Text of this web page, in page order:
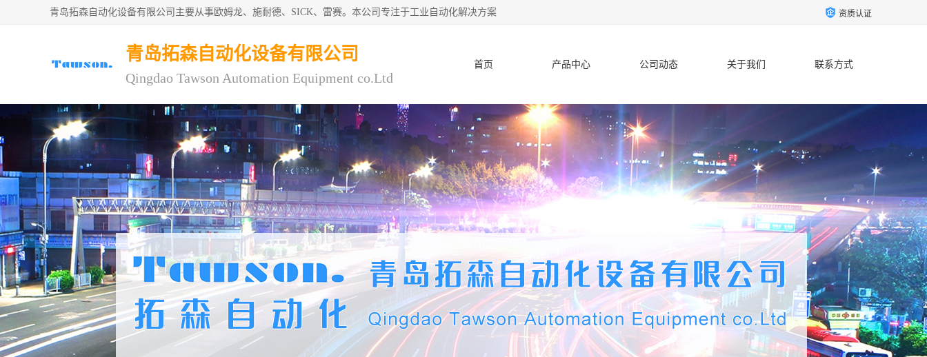
青岛拓森自动化设备有限公司主要从事欧姆龙、施耐德、SICK、雷赛。本公司专注于工业自动化解决方案 资质认证
青岛拓森自动化设备有限公司
Qingdao Tawson Automation Equipment co.Ltd
首页 产品中心 公司动态 关于我们 联系方式
人才招聘